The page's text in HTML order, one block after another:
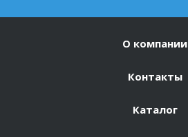
О компании
Контакты
Каталог